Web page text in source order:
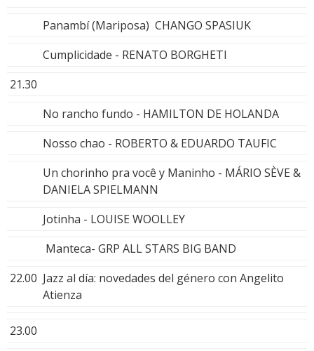
Panambí (Mariposa) CHANGO SPASIUK
Cumplicidade - RENATO BORGHETI
21.30
No rancho fundo - HAMILTON DE HOLANDA
Nosso chao - ROBERTO & EDUARDO TAUFIC
Un chorinho pra você y Maninho - MÁRIO SÈVE &
DANIELA SPIELMANN
Jotinha - LOUISE WOOLLEY
Manteca- GRP ALL STARS BIG BAND
22.00 Jazz al día: novedades del género con Angelito
Atienza
23.00